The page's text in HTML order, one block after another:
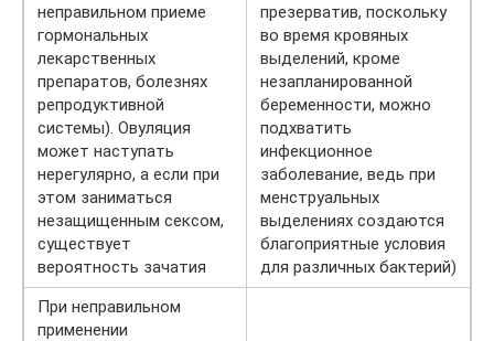
неправильном приеме
гормональных
лекарственных
препаратов, болезнях
репродуктивной
системы). Овуляция
может наступать
нерегулярно, а если при
этом заниматься
незащищенным сексом,
существует
вероятность зачатия
презерватив, поскольку
во время кровяных
выделений, кроме
незапланированной
беременности, можно
подхватить
инфекционное
заболевание, ведь при
менструальных
выделениях создаются
благоприятные условия
для различных бактерий)
При неправильном
применении